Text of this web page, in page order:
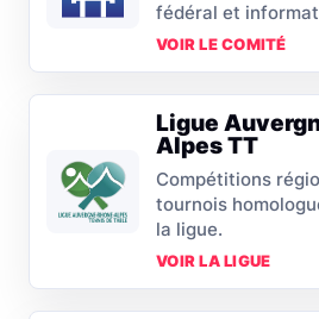
fédéral et
VOIR LE COMITÉ
Ligue
Alpes TT
Compétitions
tournois
la ligue.
VOIR LA LIGUE